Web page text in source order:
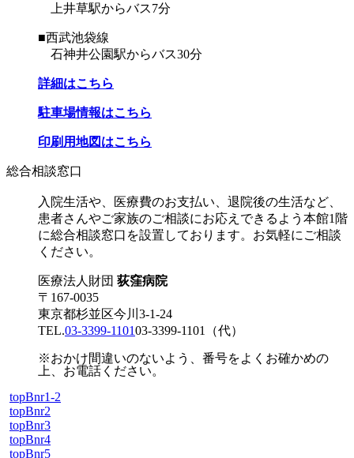
上井草駅からバス7分
■西武池袋線
石神井公園駅からバス30分
詳細はこちら
駐車場情報はこちら
印刷用地図はこちら
総合相談窓口
入院生活や、医療費のお支払い、退院後の生活など、
患者さんやご家族のご相談にお応えできるよう本館1階
に総合相談窓口を設置しております。お気軽にご相談
ください。
医療法人財団 荻窪病院
〒167-0035
東京都杉並区今川3-1-24
TEL.03-3399-110103-3399-1101 （代）
※おかけ間違いのないよう、番号をよくお確かめの
上、お電話ください。
topBnr1-2
topBnr2
topBnr3
topBnr4
topBnr5